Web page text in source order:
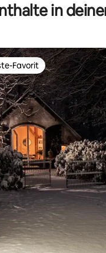
in
4,95 von 5,
Favorit
Favorit